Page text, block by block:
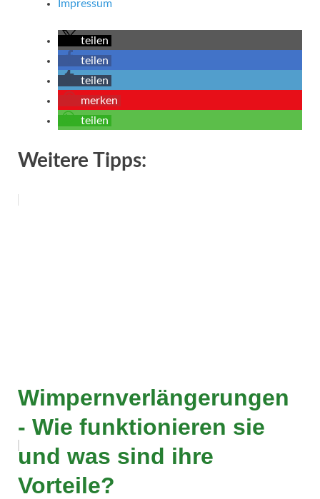
Impressum
teilen
teilen
teilen
merken
teilen
Weitere Tipps:
Wimpernverlängerungen
- Wie funktionieren sie
und was sind ihre
Vorteile?